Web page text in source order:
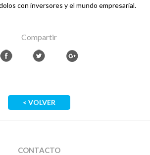
con inversores y el mundo empresarial.
Compartir
< VOLVER
CONTACTO